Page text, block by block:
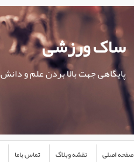
ساک ورزشی
پایگاهی جهت بالا بردن علم و دانش
صفحه اصلی نقشه وبلاگ تماس باما